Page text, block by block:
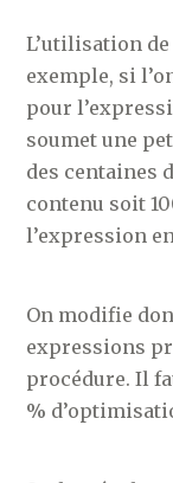
L’utilisation
exemple, si
pour
soumet une
des centaines
contenu soit
l’expression
On modifie
expressions
procédure. Il
%